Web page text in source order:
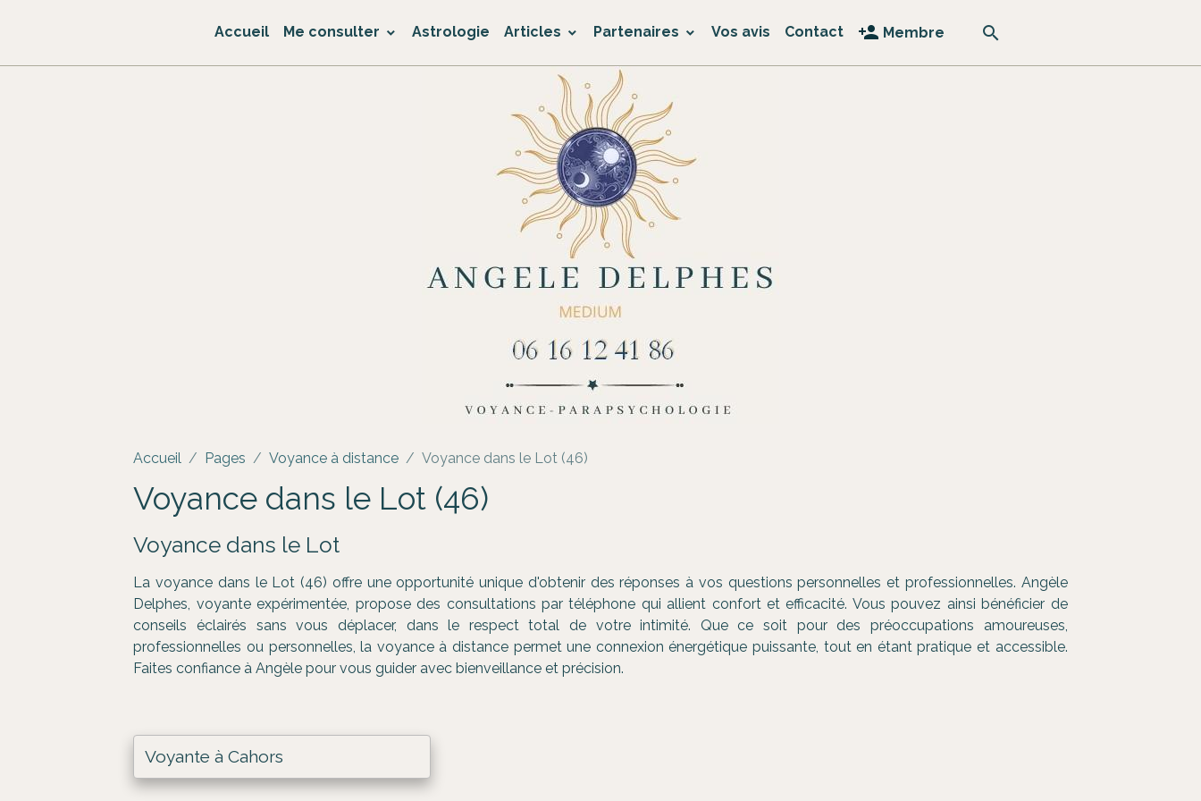
Accueil Me consulter Astrologie Articles Partenaires Vos avis Contact Membre
Accueil Pages Voyance à distance Voyance dans le Lot (46)
Voyance dans le Lot (46)
Voyance dans le Lot
La voyance dans le Lot (46) offre une opportunité unique d'obtenir des réponses à vos questions personnelles et professionnelles. Angèle
Delphes, voyante expérimentée, propose des consultations par téléphone qui allient confort et efficacité. Vous pouvez ainsi bénéficier de
conseils éclairés sans vous déplacer, dans le respect total de votre intimité. Que ce soit pour des préoccupations amoureuses,
professionnelles ou personnelles, la voyance à distance permet une connexion énergétique puissante, tout en étant pratique et accessible.
Faites confiance à Angèle pour vous guider avec bienveillance et précision.
Voyante à Cahors